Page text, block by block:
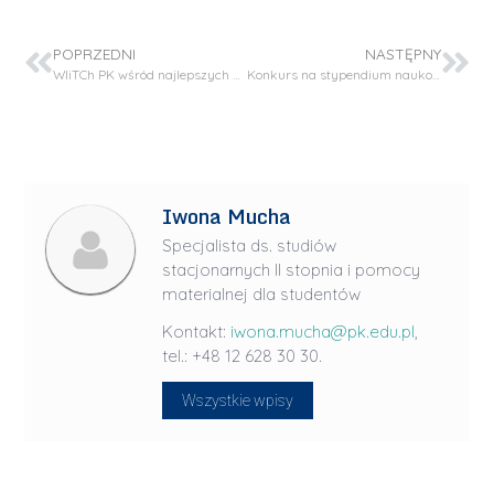
POPRZEDNI
WIiTCh PK wśród najlepszych w Polsce. Kategoria A w dyscyplinie Inżynieria Chemiczna.
NASTĘPNY
Konkurs na stypendium naukowe dla doktoranta/stypendysty – Projekt OPUS22
Iwona Mucha
Specjalista ds. studiów
stacjonarnych II stopnia i pomocy
materialnej dla studentów
Kontakt: iwona.mucha@pk.edu.pl,
tel.: +48 12 628 30 30.
Wszystkie wpisy